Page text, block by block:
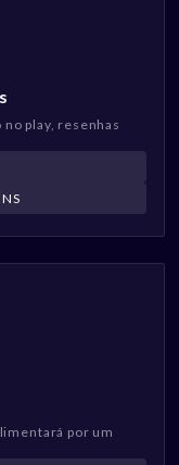
play, resenhas
por um